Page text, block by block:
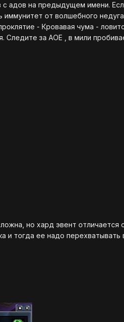
с адов на предыдущем имени.
от волшебного
- Кровавая чума -
Следите за АОЕ , в мили
но хард эвент
и тогда ее надо